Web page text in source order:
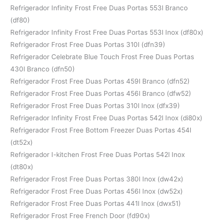
Refrigerador Infinity Frost Free Duas Portas 553l Branco
(df80)
Refrigerador Infinity Frost Free Duas Portas 553l Inox (df80x)
Refrigerador Frost Free Duas Portas 310l (dfn39)
Refrigerador Celebrate Blue Touch Frost Free Duas Portas
430l Branco (dfn50)
Refrigerador Frost Free Duas Portas 459l Branco (dfn52)
Refrigerador Frost Free Duas Portas 456l Branco (dfw52)
Refrigerador Frost Free Duas Portas 310l Inox (dfx39)
Refrigerador Infinity Frost Free Duas Portas 542l Inox (di80x)
Refrigerador Frost Free Bottom Freezer Duas Portas 454l
(dt52x)
Refrigerador I-kitchen Frost Free Duas Portas 542l Inox
(dt80x)
Refrigerador Frost Free Duas Portas 380l Inox (dw42x)
Refrigerador Frost Free Duas Portas 456l Inox (dw52x)
Refrigerador Frost Free Duas Portas 441l Inox (dwx51)
Refrigerador Frost Free French Door (fd90x)